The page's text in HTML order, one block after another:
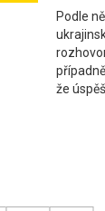
Podle
že